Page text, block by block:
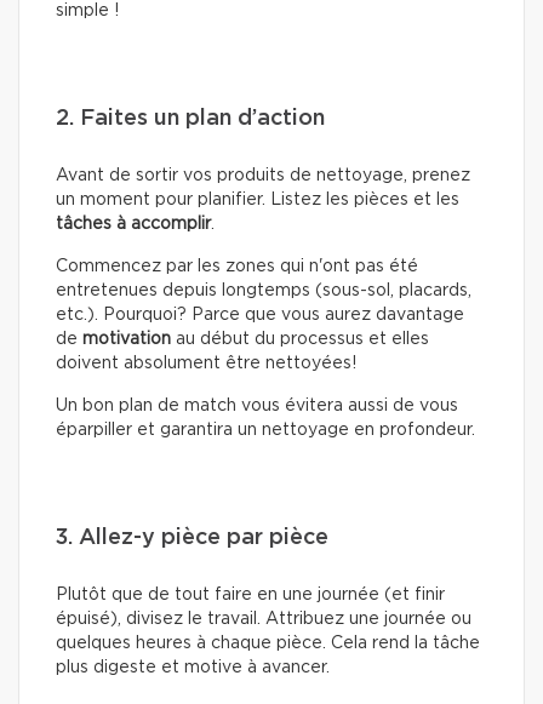
simple !
2. Faites un plan d’action
Avant de sortir vos produits de nettoyage, prenez
un moment pour planifier. Listez les pièces et les
tâches à accomplir.
Commencez par les zones qui n'ont pas été
entretenues depuis longtemps (sous-sol, placards,
etc.). Pourquoi? Parce que vous aurez davantage
de motivation au début du processus et elles
doivent absolument être nettoyées!
Un bon plan de match vous évitera aussi de vous
éparpiller et garantira un nettoyage en profondeur.
3. Allez-y pièce par pièce
Plutôt que de tout faire en une journée (et finir
épuisé), divisez le travail. Attribuez une journée ou
quelques heures à chaque pièce. Cela rend la tâche
plus digeste et motive à avancer.